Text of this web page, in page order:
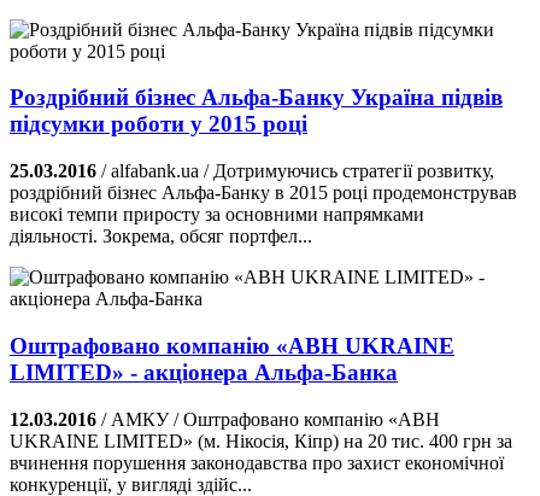
Роздрібний бізнес Альфа-Банку Україна підвів
підсумки роботи у 2015 році
25.03.2016 / alfabank.ua / Дотримуючись стратегії розвитку,
роздрібний бізнес Альфа-Банку в 2015 році продемонстрував
високі темпи приросту за основними напрямками
діяльності. Зокрема, обсяг портфел...
Оштрафовано компанію «ABH UKRAINE
LIMITED» - акціонера Альфа-Банка
12.03.2016 / АМКУ / Оштрафовано компанію «ABH
UKRAINE LIMITED» (м. Нікосія, Кіпр) на 20 тис. 400 грн за
вчинення порушення законодавства про захист економічної
конкуренції, у вигляді здійс...